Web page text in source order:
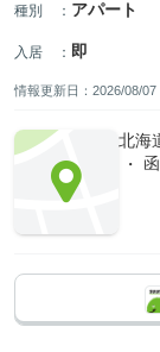
種別 ： アパート
入居 ： 即
情報更新日：2026/08/
北海